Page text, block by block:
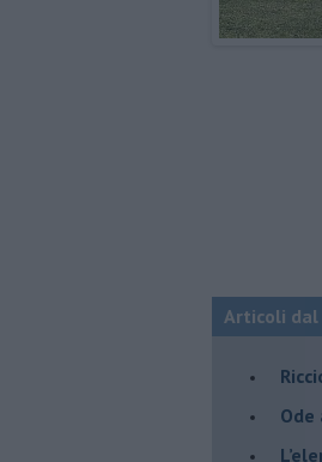
Articoli dal
Ode